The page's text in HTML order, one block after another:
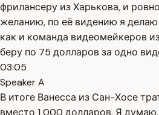
фрилансеру из Харькова, и
желанию, по её видению я
как и команда видеомейкеров
беру по 75 долларов за одно
03:05
Speaker A
В итоге Ванесса из Сан-Хосе
вместо 1 000 долларов. Я